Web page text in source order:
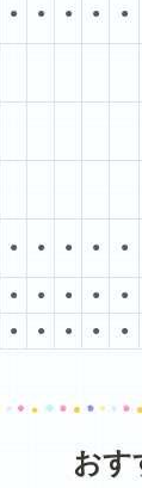
● ● ● ● ●
● ● ● ● ●
● ● ● ● ●
● ● ● ● ●
おす